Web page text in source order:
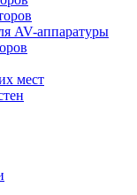
AV-аппаратуры
мест